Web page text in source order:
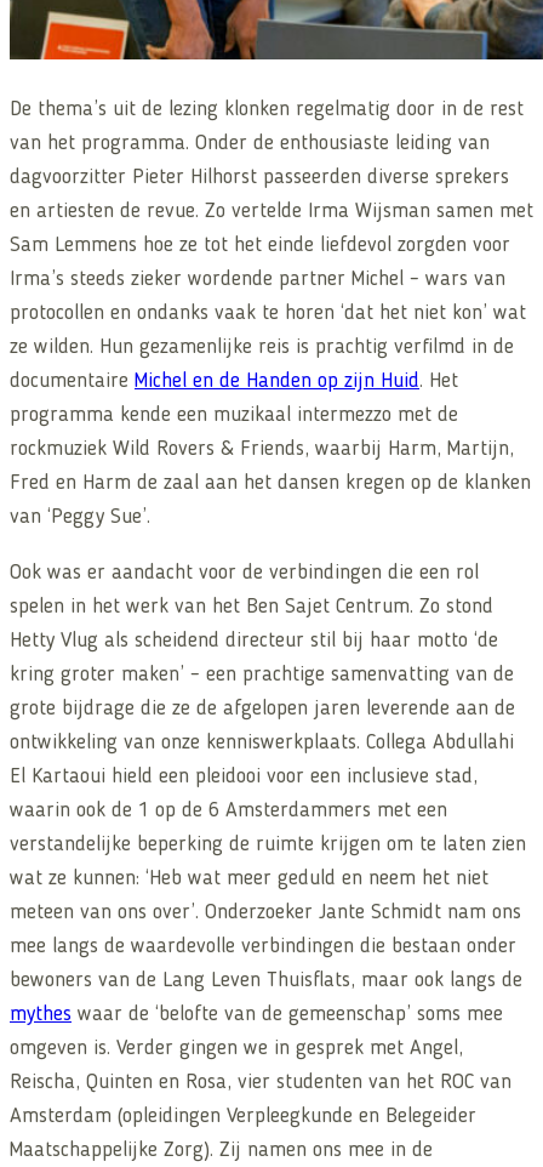
De thema’s uit de lezing klonken regelmatig door in de rest
van het programma. Onder de enthousiaste leiding van
dagvoorzitter Pieter Hilhorst passeerden diverse sprekers
en artiesten de revue. Zo vertelde Irma Wijsman samen met
Sam Lemmens hoe ze tot het einde liefdevol zorgden voor
Irma’s steeds zieker wordende partner Michel – wars van
protocollen en ondanks vaak te horen ‘dat het niet kon’ wat
ze wilden. Hun gezamenlijke reis is prachtig verfilmd in de
documentaire Michel en de Handen op zijn Huid. Het
programma kende een muzikaal intermezzo met de
rockmuziek Wild Rovers & Friends, waarbij Harm, Martijn,
Fred en Harm de zaal aan het dansen kregen op de klanken
van ‘Peggy Sue’.
Ook was er aandacht voor de verbindingen die een rol
spelen in het werk van het Ben Sajet Centrum. Zo stond
Hetty Vlug als scheidend directeur stil bij haar motto ‘de
kring groter maken’ – een prachtige samenvatting van de
grote bijdrage die ze de afgelopen jaren leverende aan de
ontwikkeling van onze kenniswerkplaats. Collega Abdullahi
El Kartaoui hield een pleidooi voor een inclusieve stad,
waarin ook de 1 op de 6 Amsterdammers met een
verstandelijke beperking de ruimte krijgen om te laten zien
wat ze kunnen: ‘Heb wat meer geduld en neem het niet
meteen van ons over’. Onderzoeker Jante Schmidt nam ons
mee langs de waardevolle verbindingen die bestaan onder
bewoners van de Lang Leven Thuisflats, maar ook langs de
mythes waar de ‘belofte van de gemeenschap’ soms mee
omgeven is. Verder gingen we in gesprek met Angel,
Reischa, Quinten en Rosa, vier studenten van het ROC van
Amsterdam (opleidingen Verpleegkunde en Belegeider
Maatschappelijke Zorg). Zij namen ons mee in de